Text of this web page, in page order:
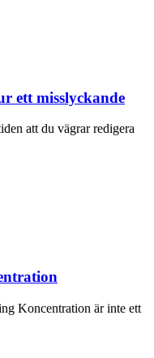
ett misslyckande
att du vägrar redigera
Koncentration är inte ett